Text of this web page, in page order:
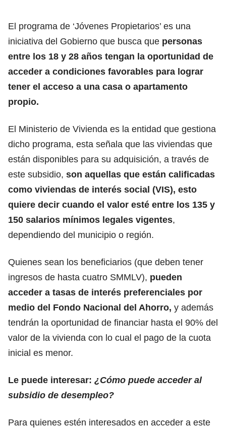
El programa de ‘Jóvenes Propietarios’ es una
iniciativa del Gobierno que busca que personas
entre los 18 y 28 años tengan la oportunidad de
acceder a condiciones favorables para lograr
tener el acceso a una casa o apartamento
propio.
El Ministerio de Vivienda es la entidad que gestiona
dicho programa, esta señala que las viviendas que
están disponibles para su adquisición, a través de
este subsidio, son aquellas que están calificadas
como viviendas de interés social (VIS), esto
quiere decir cuando el valor esté entre los 135 y
150 salarios mínimos legales vigentes,
dependiendo del municipio o región.
Quienes sean los beneficiarios (que deben tener
ingresos de hasta cuatro SMMLV), pueden
acceder a tasas de interés preferenciales por
medio del Fondo Nacional del Ahorro, y además
tendrán la oportunidad de financiar hasta el 90% del
valor de la vivienda con lo cual el pago de la cuota
inicial es menor.
Le puede interesar: ¿Cómo puede acceder al
subsidio de desempleo?
Para quienes estén interesados en acceder a este